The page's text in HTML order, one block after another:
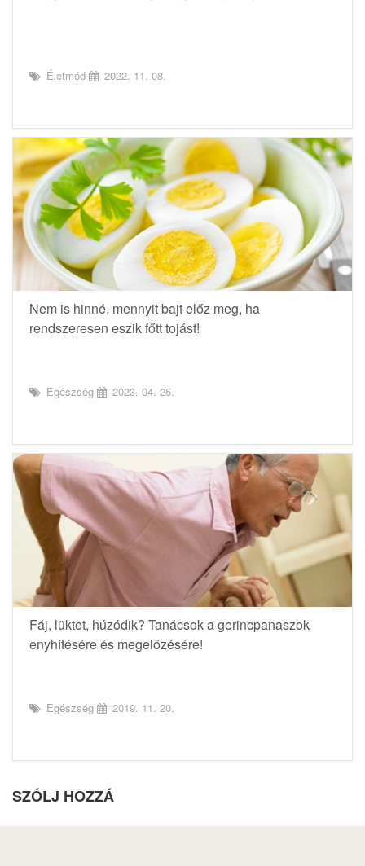
Életmód 2022. 11. 08.
Nem is hinné, mennyit bajt előz meg, ha
rendszeresen eszik főtt tojást!
Egészség 2023. 04. 25.
Fáj, lüktet, húzódik? Tanácsok a gerincpanaszok
enyhítésére és megelőzésére!
Egészség 2019. 11. 20.
SZÓLJ HOZZÁ